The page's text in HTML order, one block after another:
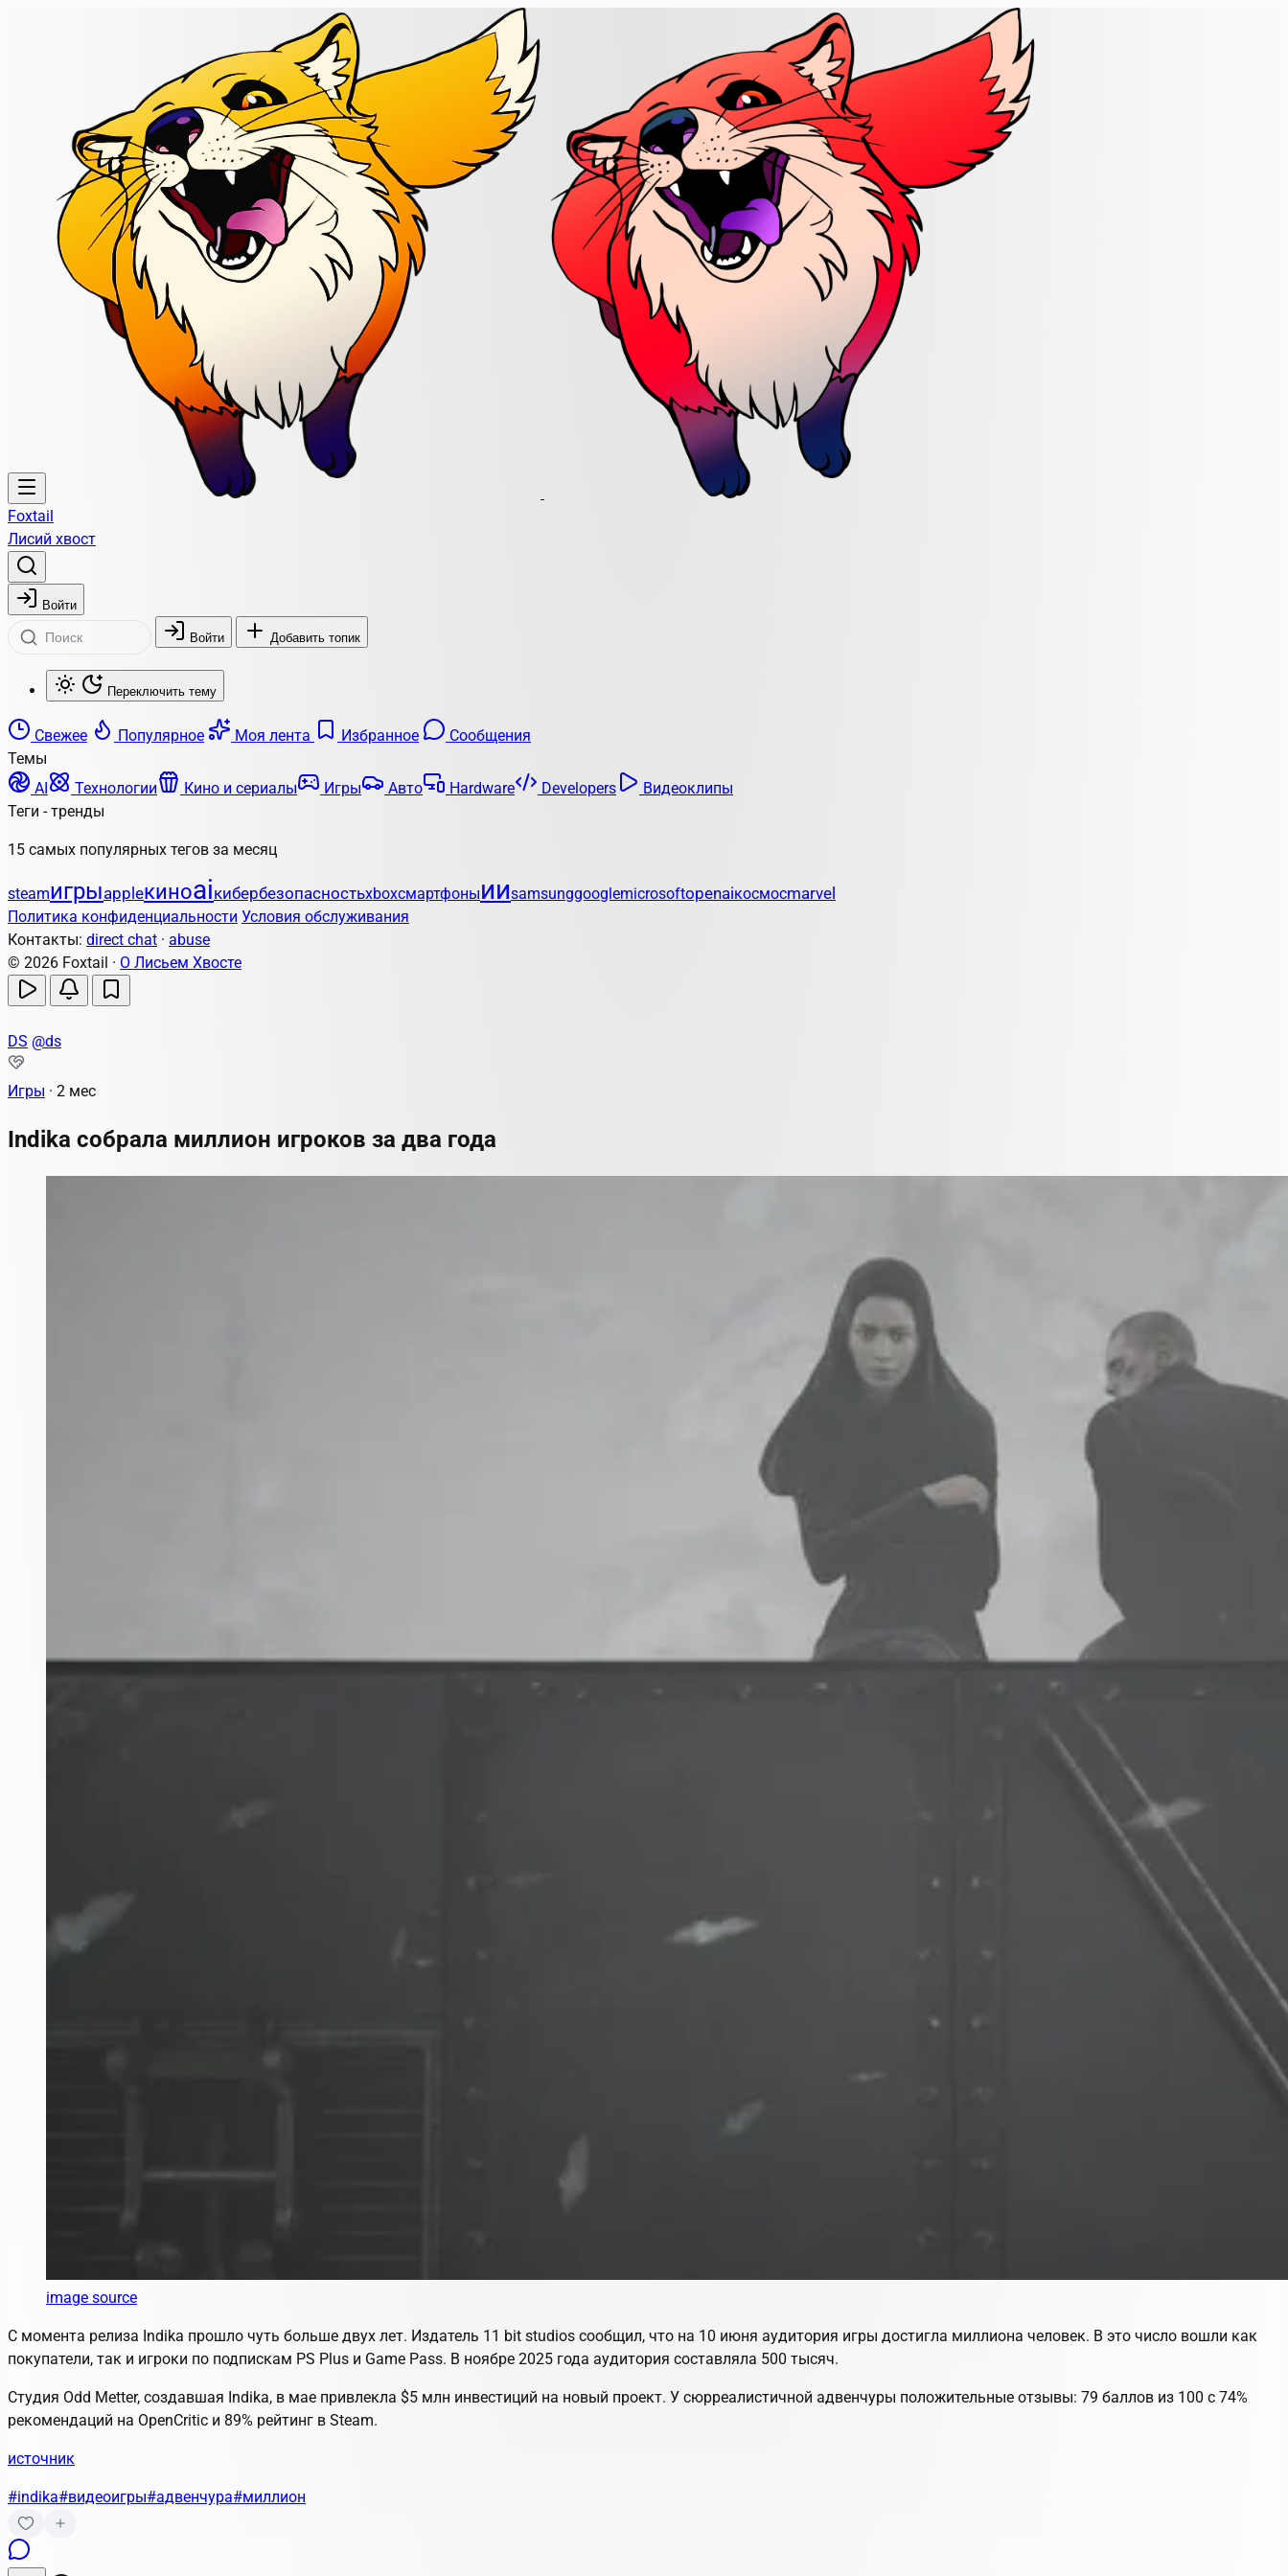
Foxtail
Лисий хвост
Войти
Войти Добавить топик
Переключить тему
Свежее Популярное Моя лента Избранное
Сообщения
Темы
AI
Технологии Кино и сериалы Игры Авто Hardware Developers
Видеоклипы
Теги - тренды
15 самых популярных тегов за месяц
steamигрыappleкиноaiкибербезопасностьxboxсмартфоныииsamsunggooglemicrosoftopenaiкосмосmarvel
Политика конфиденциальности Условия обслуживания
Контакты: direct chat · abuse
© 2026 Foxtail · О Лисьем Хвосте
DS @ds
Игры · 2 мес
Indika собрала миллион игроков за два года
image source
С момента релиза Indika прошло чуть больше двух лет. Издатель 11 bit studios сообщил, что на 10 июня аудитория игры достигла миллиона человек. В это число вошли как
покупатели, так и игроки по подпискам PS Plus и Game Pass. В ноябре 2025 года аудитория составляла 500 тысяч.
Студия Odd Metter, создавшая Indika, в мае привлекла $5 млн инвестиций на новый проект. У сюрреалистичной адвенчуры положительные отзывы: 79 баллов из 100 с 74%
рекомендаций на OpenCritic и 89% рейтинг в Steam.
источник
#indika#видеоигры#адвенчура#миллион